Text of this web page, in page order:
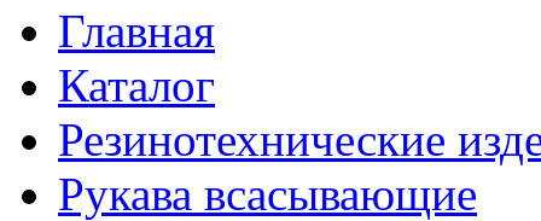
Главная
Каталог
Резинотехнические
Рукава всасывающие